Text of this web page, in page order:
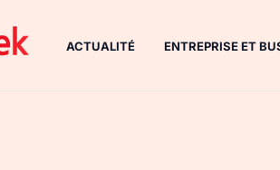
ACTUALITÉ ENTREPRISE ET